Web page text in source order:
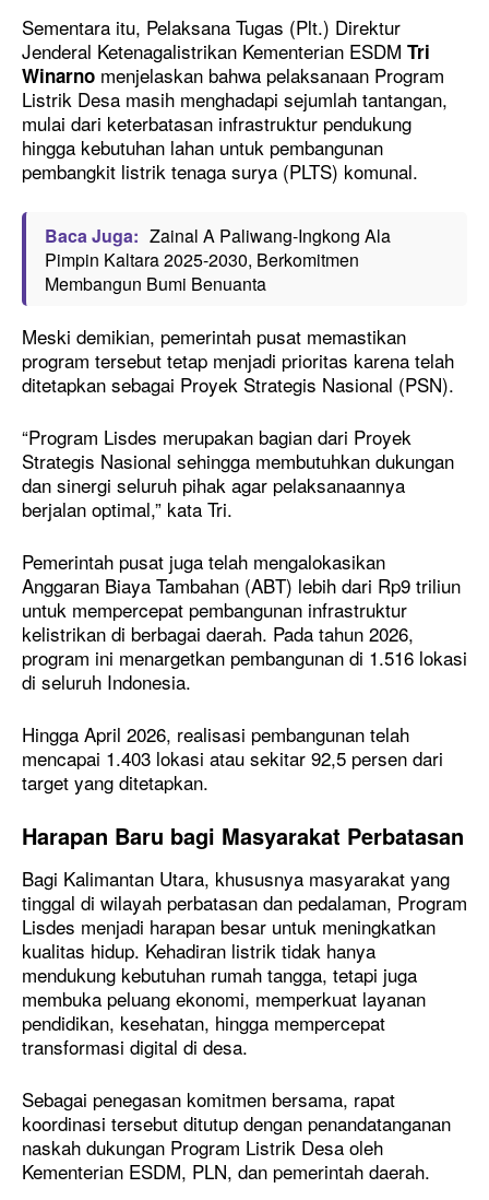
Sementara itu, Pelaksana Tugas (Plt.) Direktur
Jenderal Ketenagalistrikan Kementerian ESDM Tri
Winarno menjelaskan bahwa pelaksanaan Program
Listrik Desa masih menghadapi sejumlah tantangan,
mulai dari keterbatasan infrastruktur pendukung
hingga kebutuhan lahan untuk pembangunan
pembangkit listrik tenaga surya (PLTS) komunal.
Baca Juga: Zainal A Paliwang-Ingkong Ala
Pimpin Kaltara 2025-2030, Berkomitmen
Membangun Bumi Benuanta
Meski demikian, pemerintah pusat memastikan
program tersebut tetap menjadi prioritas karena telah
ditetapkan sebagai Proyek Strategis Nasional (PSN).
“Program Lisdes merupakan bagian dari Proyek
Strategis Nasional sehingga membutuhkan dukungan
dan sinergi seluruh pihak agar pelaksanaannya
berjalan optimal,” kata Tri.
Pemerintah pusat juga telah mengalokasikan
Anggaran Biaya Tambahan (ABT) lebih dari Rp9 triliun
untuk mempercepat pembangunan infrastruktur
kelistrikan di berbagai daerah. Pada tahun 2026,
program ini menargetkan pembangunan di 1.516 lokasi
di seluruh Indonesia.
Hingga April 2026, realisasi pembangunan telah
mencapai 1.403 lokasi atau sekitar 92,5 persen dari
target yang ditetapkan.
Harapan Baru bagi Masyarakat Perbatasan
Bagi Kalimantan Utara, khususnya masyarakat yang
tinggal di wilayah perbatasan dan pedalaman, Program
Lisdes menjadi harapan besar untuk meningkatkan
kualitas hidup. Kehadiran listrik tidak hanya
mendukung kebutuhan rumah tangga, tetapi juga
membuka peluang ekonomi, memperkuat layanan
pendidikan, kesehatan, hingga mempercepat
transformasi digital di desa.
Sebagai penegasan komitmen bersama, rapat
koordinasi tersebut ditutup dengan penandatanganan
naskah dukungan Program Listrik Desa oleh
Kementerian ESDM, PLN, dan pemerintah daerah.